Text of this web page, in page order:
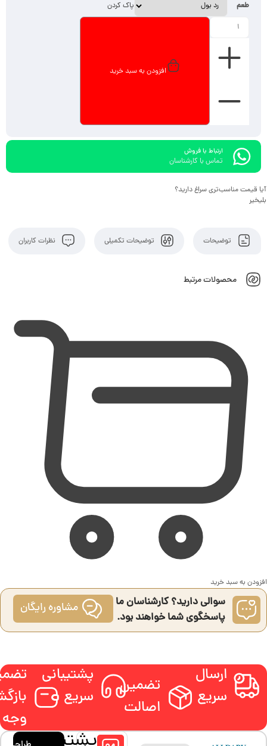
طعم پاک کردن
افزودن به سبد خرید
ارتباط با فروش
تماس با کارشناسان
آیا قیمت مناسب‌تری سراغ دارید؟
بلیخیر
توضیحات توضیحات تکمیلی نظرات کاربران
محصولات مرتبط
افزودن به سبد خرید
سوالی دارید؟ کارشناسان ما
پاسخگوی شما خواهند بود.
مشاوره رایگان
ارسال
سریع
تضمین
اصالت
پشتیبانی
سریع
وجه